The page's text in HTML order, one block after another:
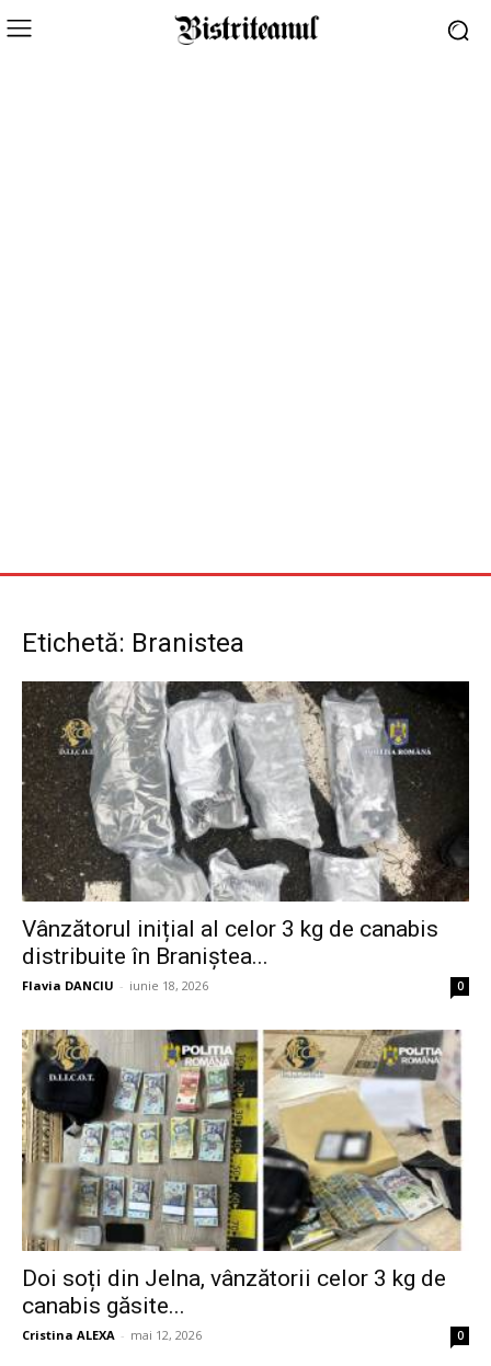
Etichetă: Branistea
Vânzătorul inițial al celor 3 kg de canabis
distribuite în Braniștea...
Flavia DANCIU - iunie 18, 2026 0
Doi soți din Jelna, vânzătorii celor 3 kg de
canabis găsite...
Cristina ALEXA - mai 12, 2026 0